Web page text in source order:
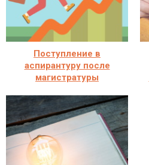
Поступление в
аспирантуру после
магистратуры